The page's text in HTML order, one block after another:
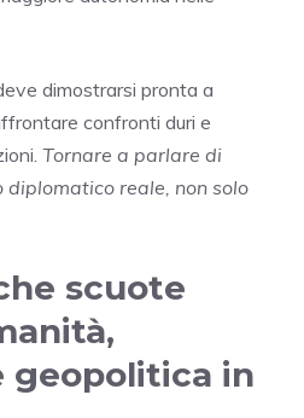
dimostrarsi pronta a
confronti duri e
Tornare a parlare di
diplomatico reale, non solo
scuote
geopolitica in